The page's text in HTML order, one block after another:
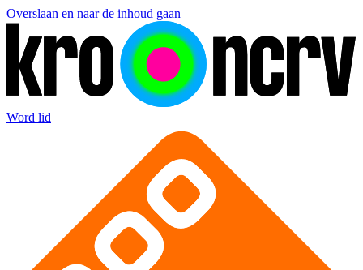
Overslaan en naar de inhoud gaan
Word lid